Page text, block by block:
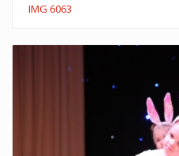
IMG 6063